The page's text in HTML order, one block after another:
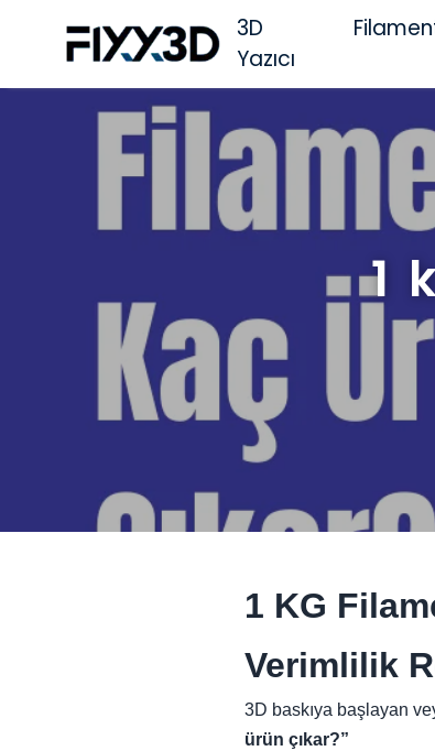
3D
Yazıcı
1
1 KG
Verimlilik
3D baskıya başlayan
ürün çıkar?”